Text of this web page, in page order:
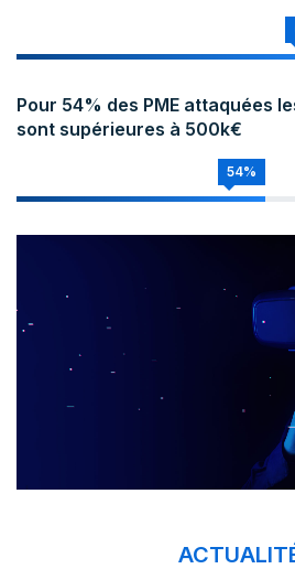
Pour 54% des PME attaquées
sont supérieures à 500k€
54%